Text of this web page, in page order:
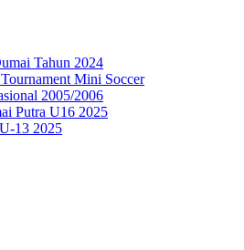
Tahun 2024
Mini Soccer
2005/2006
Putra U16 2025
13 2025